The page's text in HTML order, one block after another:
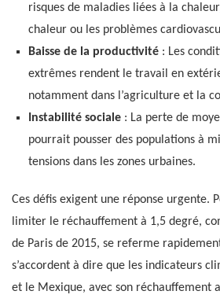
risques de maladies liées à la
chaleur ou les problèmes
Baisse de la productivité: Les
extrêmes rendent le travail en
notamment dans l’agriculture et la
Instabilité sociale: La perte de
pourrait pousser des populations à
tensions dans les zones urbaines.
Ces défis exigent une réponse urgente.
limiter le réchauffement à 1,5 degré,
de Paris de 2015, se referme
s’accordent à dire que les indicateurs
et le Mexique, avec son réchauffement